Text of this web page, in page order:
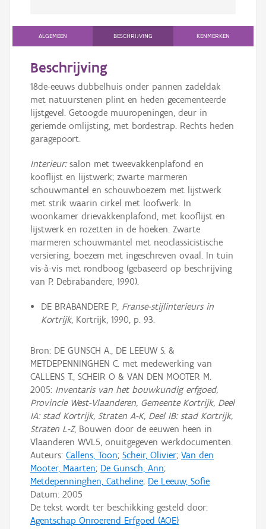
ALGEMEEN BESCHRIJVING KENMERKEN
Beschrijving
18de-eeuws dubbelhuis onder pannen zadeldak
met natuurstenen plint en heden gecementeerde
lijstgevel. Getoogde muuropeningen, deur in
geriemde omlijsting, met bordestrap. Rechts heden
garagepoort.
Interieur:salon met tweevakkenplafond en
kooflijst en lijstwerk; zwarte marmeren
schouwmantel en schouwboezem met lijstwerk
met strik waarin cirkel met loofwerk. In
woonkamer drievakkenplafond, met kooflijst en
lijstwerk en rozetten in de hoeken. Zwarte
marmeren schouwmantel met neoclassicistische
versiering, boezem met ingeschreven ovaal. In tuin
vis-à-vis met rondboog (gebaseerd op beschrijving
van P. Debrabandere, 1990).
DE BRABANDERE P., Franse-stijlinterieurs in
Kortrijk, Kortrijk, 1990, p. 93.
Bron: DE GUNSCH A., DE LEEUW S. &
METDEPENNINGHEN C. met medewerking van
CALLENS T., SCHEIR O & VAN DEN MOOTER M.
2005: Inventaris van het bouwkundig erfgoed,
Provincie West-Vlaanderen, Gemeente Kortrijk, Deel
IA: stad Kortrijk, Straten A-K, Deel IB: stad Kortrijk,
Straten L-Z, Bouwen door de eeuwen heen in
Vlaanderen WVL5, onuitgegeven werkdocumenten.
Auteurs: Callens, Toon; Scheir, Olivier; Van den
Mooter, Maarten; De Gunsch, Ann;
Metdepenninghen, Catheline; De Leeuw, Sofie
Datum: 2005
De tekst wordt ter beschikking gesteld door:
Agentschap Onroerend Erfgoed (AOE)